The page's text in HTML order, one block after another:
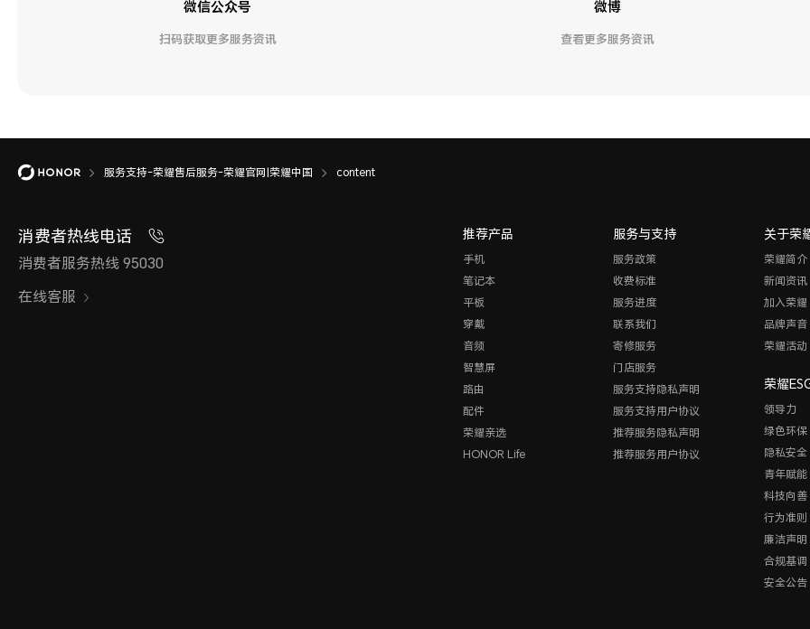
微信公众号
扫码获取更多服务资讯
微博
查看更多服务资讯
服务支持-荣耀售后服务-荣耀官网|荣耀中国 content
消费者热线电话
消费者服务热线 95030
在线客服
推荐产品
手机
笔记本
平板
穿戴
音频
智慧屏
路由
配件
荣耀亲选
HONOR Life
服务与支持
服务政策
收费标准
服务进度
联系我们
寄修服务
门店服务
服务支持隐私声明
服务支持用户协议
推荐服务隐私声明
推荐服务用户协议
关于荣
荣耀简介
新闻资讯
加入荣耀
品牌声音
荣耀活动
荣耀
领导力
绿色环保
隐私安全
青年赋能
科技向善
行为准则
廉洁声明
合规基调
安全公告